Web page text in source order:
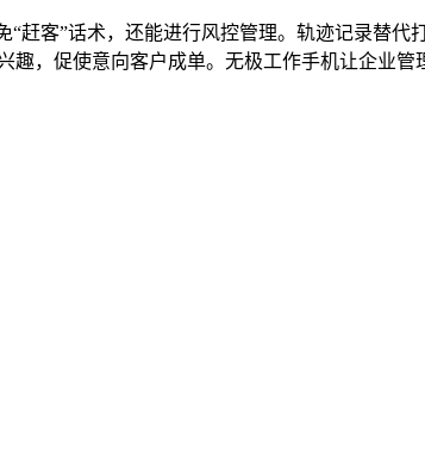
赶客”话术，还能进行风控管理。轨迹记录替
，促使意向客户成单。无极工作手机让企业